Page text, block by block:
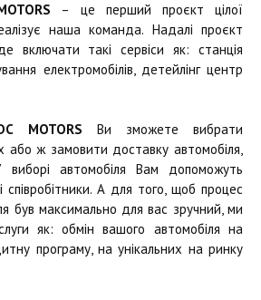
– це перший проєкт цілої
наша команда. Надалі проєкт
включати такі сервіси як: станція
електромобілів, детейлінг центр
MOTORS Ви зможете вибрати
або ж замовити доставку автомобіля,
автомобіля Вам допоможуть
співробітники. А для того, щоб процес
був максимально для вас зручний, ми
як: обмін вашого автомобіля на
програму, на унікальних на ринку